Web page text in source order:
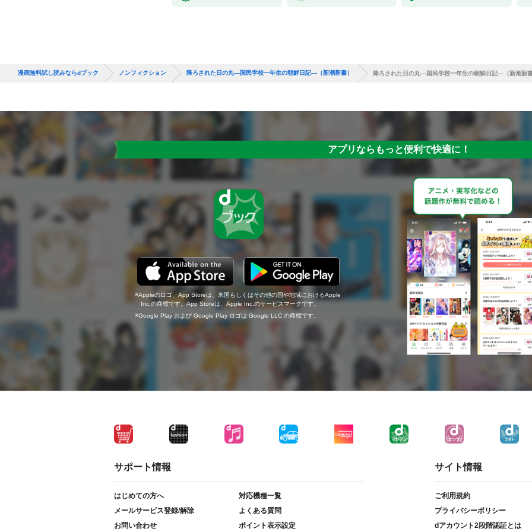
漫画無料試し読みならdブック ノンフィクション 降ろされた日の丸—国民学校一年生の朝鮮日記—（新潮新書） 降ろされた日の丸—国民学校一年生の朝鮮日記—（新潮新
アプリならもっと便利で快適に！
Appleのロゴ、App Storeは、米国もしくはその他の国や地域におけるApple
Inc.の商標です。App Storeは、Apple Inc.のサービスマークです。
Google Play および Google Play ロゴは Google LLC の商標です。
サポート情報
はじめての方へ
対応機種一覧
メールサービス登録/解除
よくある質問
お問い合わせ
ポイント表示設定
サイト情報
ご利用規約
プライバシーポリシー
dアカウント2段階認証とは